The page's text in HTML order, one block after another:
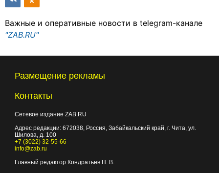
Важные и оперативные новости в telegram-канале
"ZAB.RU"
Размещение рекламы
Контакты
Сетевое издание ZAB.RU
Адрес редакции: 672038, Россия, Забайкальский край, г. Чита, ул.
Шилова, д. 100
+7 (3022) 32-55-66
info@zab.ru
Главный редактор Кондратьев Н. В.